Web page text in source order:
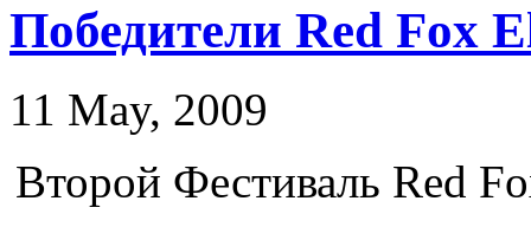
Победители Red Fox
11 May, 2009
Второй Фестиваль Red